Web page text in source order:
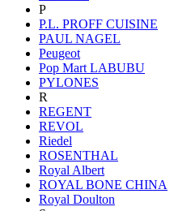
P
P.L. PROFF CUISINE
PAUL NAGEL
Peugeot
Pop Mart LABUBU
PYLONES
R
REGENT
REVOL
Riedel
ROSENTHAL
Royal Albert
ROYAL BONE CHINA
Royal Doulton